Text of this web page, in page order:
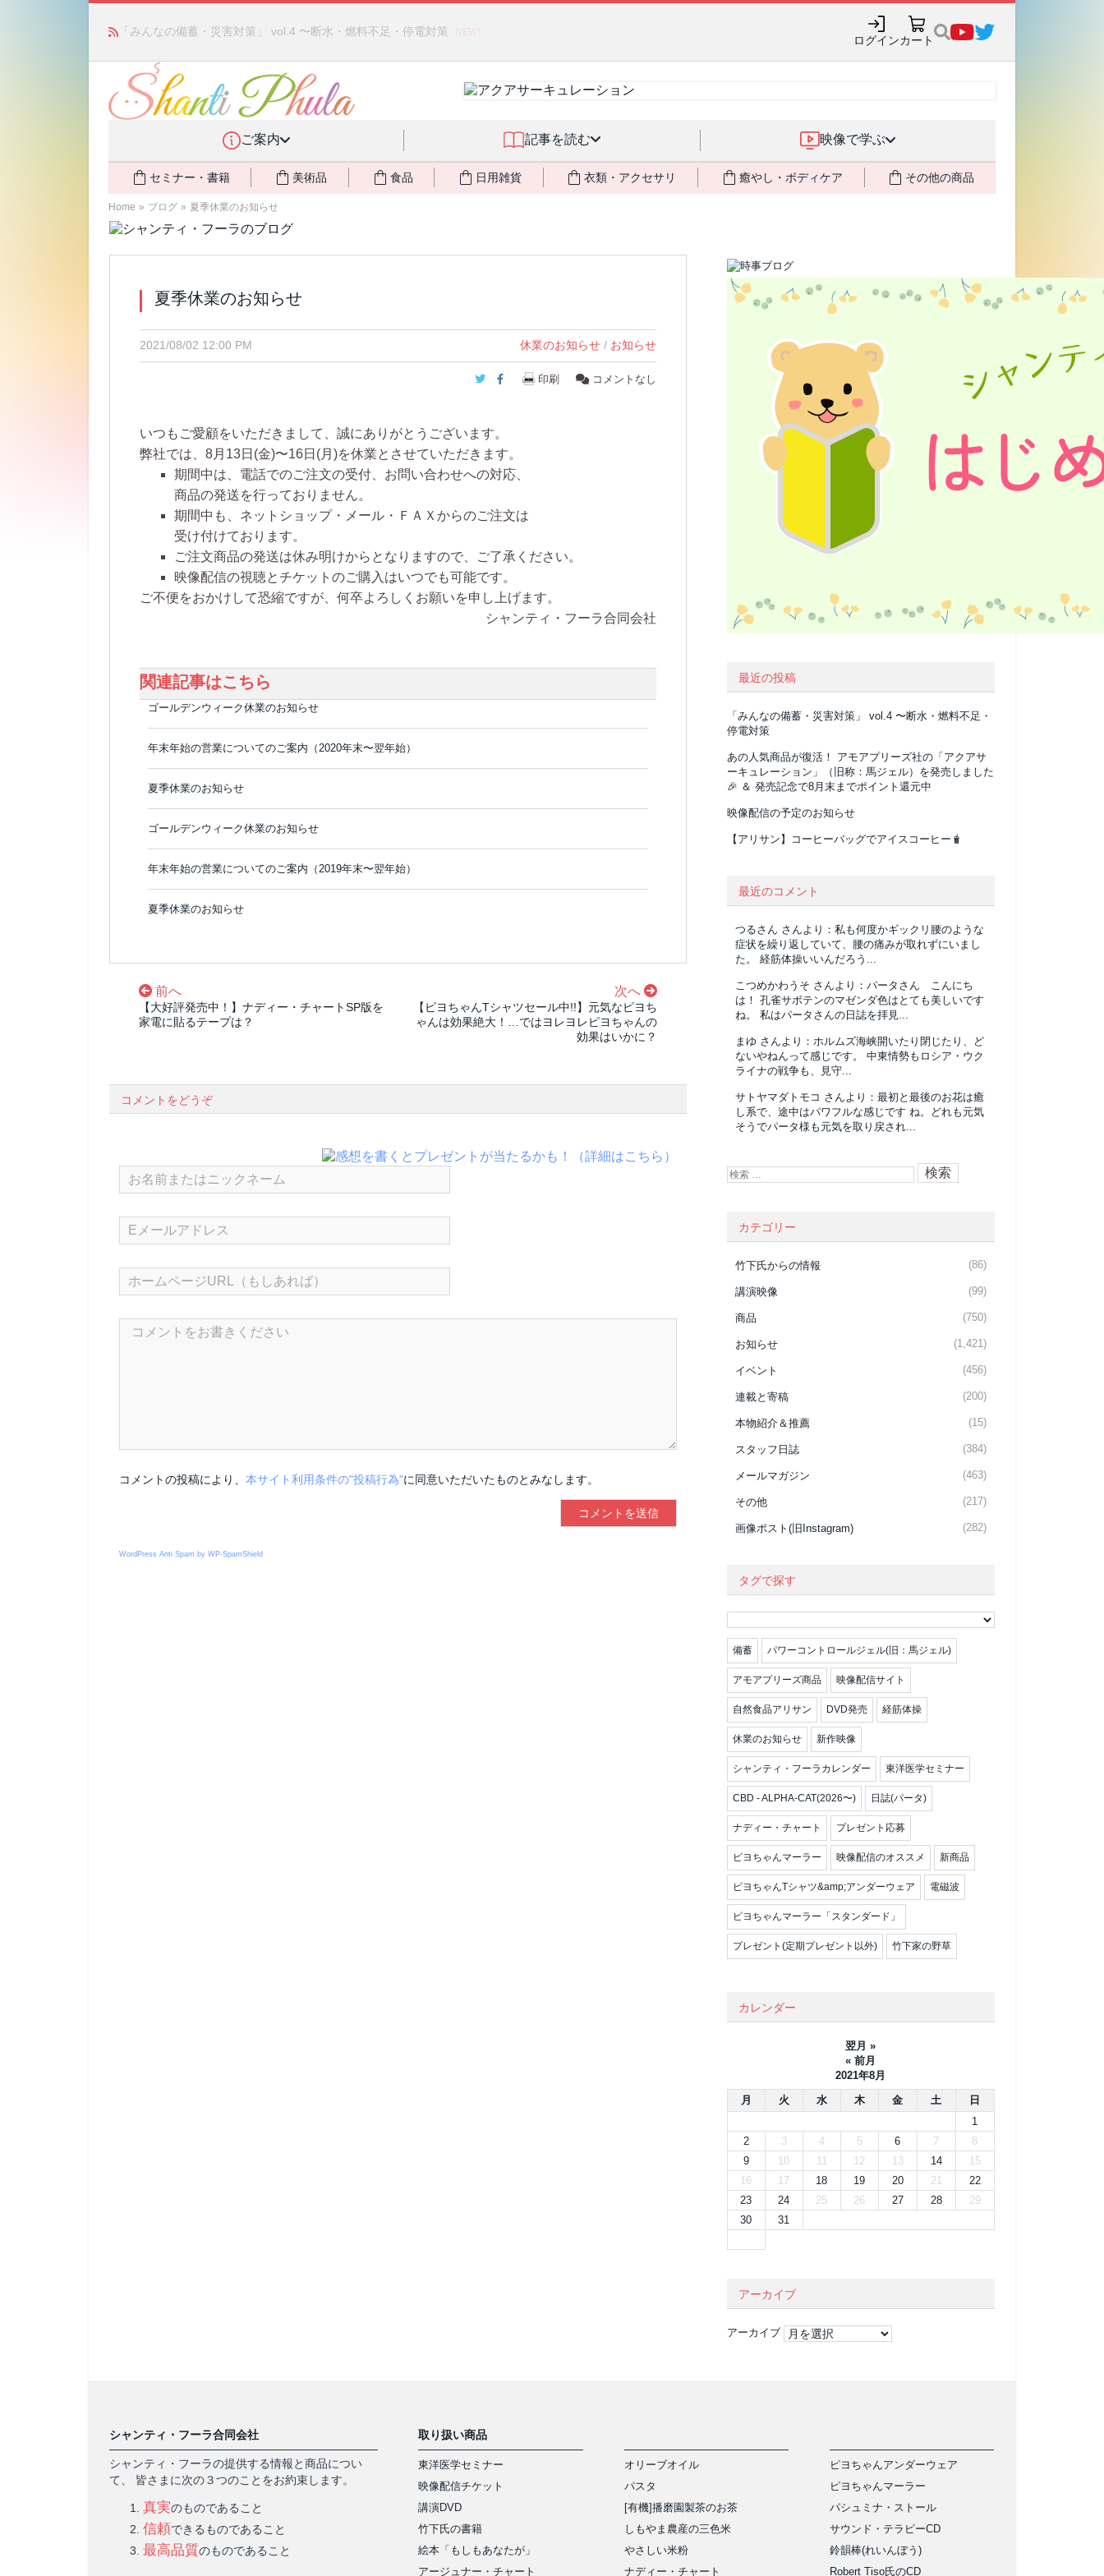
かつて愛されていた人気商品が復活！夏場に活躍するジェルクリーム「アクアサーキュレーション」💖🏖️ 8月末までの購入でポイント還元も✨
ログインカート
ご案内 記事を読む 映像で学ぶ
セミナー・書籍 美術品 食品 日用雑貨 衣類・アクセサリ 癒やし・ボディケア その他の商品
Home » ブログ » 夏季休業のお知らせ
夏季休業のお知らせ
2021/08/02 12:00 PM 休業のお知らせ/ お知らせ
Twitter
Facebook
印刷 コメントなし
いつもご愛顧をいただきまして、誠にありがとうございます。
弊社では、 8月13日(金)〜16日(月)を休業とさせていただきます。
期間中は、電話でのご注文の受付、お問い合わせへの対応、
商品の発送を行っておりません。
期間中も、ネットショップ・メール・ＦＡＸからのご注文は
受け付けております。
ご注文商品の発送は休み明けから となりますので、ご了承ください。
映像配信の視聴とチケットのご購入はいつでも可能です。
ご不便をおかけして恐縮ですが、何卒よろしくお願いを申し上げます。
シャンティ・フーラ合同会社
関連記事はこちら
ゴールデンウィーク休業のお知らせ
年末年始の営業についてのご案内（2020年末〜翌年始）
夏季休業のお知らせ
ゴールデンウィーク休業のお知らせ
年末年始の営業についてのご案内（2019年末〜翌年始）
夏季休業のお知らせ
前へ
【大好評発売中！】ナディー・チャートSP版を
家電に貼るテープは？
次へ
【ピヨちゃんTシャツセール中!!】元気なピヨち
ゃんは効果絶大！…ではヨレヨレピヨちゃんの
効果はいかに？
コメントをどうぞ
コメントの投稿により、 本サイト利用条件の"投稿行為"に同意いただいたものとみなします。
WordPress Anti Spam by WP-SpamShield
最近の投稿
「みんなの備蓄・災害対策」 vol.4 〜断水・燃料不足・
停電対策
あの人気商品が復活！ アモアプリーズ社の「アクアサ
ーキュレーション」（旧称：馬ジェル）を発売しました
🎉 ＆ 発売記念で8月末までポイント還元中
映像配信の予定のお知らせ
【アリサン】コーヒーバッグでアイスコーヒー🧋
最近のコメント
つるさん さんより： 私も何度かギックリ腰のような
症状を繰り返していて、腰の痛みが取れずにいまし
た。 経筋体操いいんだろう...
こつめかわうそ さんより： パータさん こんにち
は！ 孔雀サボテンのマゼンダ色はとても美しいです
ね。 私はパータさんの日誌を拝見...
まゆ さんより： ホルムズ海峡開いたり閉じたり、ど
ないやねんって感じです。 中東情勢もロシア・ウク
ライナの戦争も、見守...
サトヤマダトモコ さんより： 最初と最後のお花は癒
し系で、途中はパワフルな感じです ね。どれも元気
そうでパータ様も元気を取り戻され...
カテゴリー
竹下氏からの情報 (86)
講演映像 (99)
商品 (750)
お知らせ (1,421)
イベント (456)
連載と寄稿 (200)
本物紹介＆推薦 (15)
スタッフ日誌 (384)
メールマガジン (463)
その他 (217)
画像ポスト(旧Instagram) (282)
タグで探す
備蓄 パワーコントロールジェル(旧：馬ジェル)
アモアプリーズ商品 映像配信サイト
自然食品アリサン DVD発売 経筋体操
休業のお知らせ 新作映像
シャンティ・フーラカレンダー 東洋医学セミナー
CBD - ALPHA-CAT(2026〜) 日誌(パータ)
ナディー・チャート プレゼント応募
ピヨちゃんマーラー 映像配信のオススメ 新商品
ピヨちゃんTシャツ&amp;アンダーウェア 電磁波
ピヨちゃんマーラー「スタンダード」
プレゼント(定期プレゼント以外) 竹下家の野草
カレンダー
翌月 »
« 前月
2021年8月
月
火 水 木 金 土
日
1
2
3 4 5 6 7
8
9
10 11 12 13 14
15
16
17 18 19 20 21
22
23
24 25 26 27 28
29
30
31
アーカイブ
アーカイブ
シャンティ・フーラ合同会社
シャンティ・フーラの提供する情報と商品につい
て、 皆さまに次の３つのことをお約束します。
真実のものであること
信頼できるものであること
最高品質のものであること
取り扱い商品
東洋医学セミナー
映像配信チケット
講演DVD
竹下氏の書籍
絵本「もしもあなたが」
アージュナー・チャート
オリーブオイル
パスタ
[有機]播磨園製茶のお茶
しもやま農産の三色米
やさしい米粉
ナディー・チャート
ピヨちゃんアンダーウェア
ピヨちゃんマーラー
パシュミナ・ストール
サウンド・テラピーCD
鈴韻棒(れいんぼう)
Robert Tiso氏のCD